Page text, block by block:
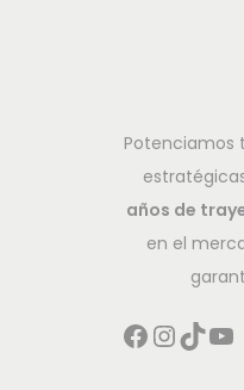
Potenciamos
años de
en el